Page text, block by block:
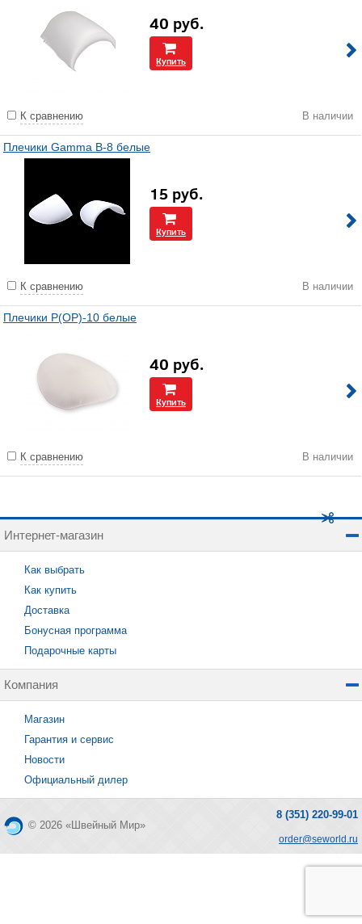
40 руб.
Купить
К сравнению В наличии
Плечики Gamma В-8 белые
15 руб.
Купить
К сравнению В наличии
Плечики Р(ОР)-10 белые
40 руб.
Купить
К сравнению В наличии
Интернет-магазин
Как выбрать
Как купить
Доставка
Бонусная программа
Подарочные карты
Компания
Магазин
Гарантия и сервис
Новости
Официальный дилер
© 2026 «Швейный Мир»
8 (351) 220-99-01
order@seworld.ru